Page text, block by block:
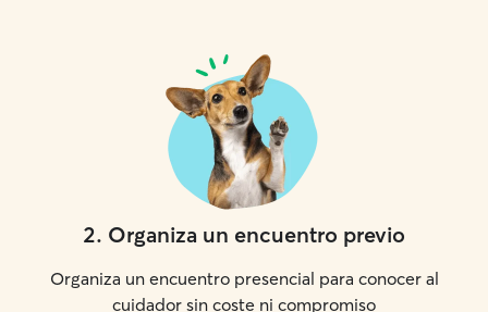
2. Organiza un encuentro previo
Organiza un encuentro presencial para conocer al
cuidador sin coste ni compromiso